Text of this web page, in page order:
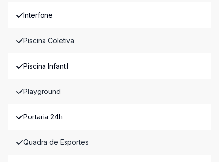
Interfone
Piscina Coletiva
Piscina Infantil
Playground
Portaria 24h
Quadra de Esportes